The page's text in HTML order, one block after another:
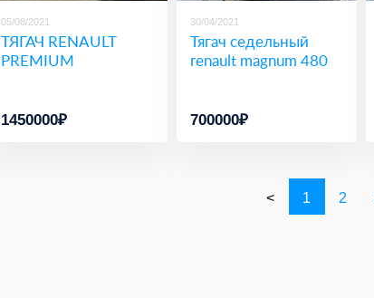
05/08/2021
ТЯГАЧ RENAULT
PREMIUM
1450000₽
30/04/2021
Тягач седельный
renault magnum 480
700000₽
< 1 2